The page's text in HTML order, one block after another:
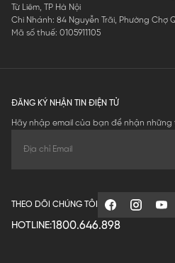
Từ Liêm, TP Hà Nội
Chi Nhánh: 84 Nguyễn Trãi, Phường Chợ
Mã số thuế: 0105911105
ĐĂNG KÝ NHẬN TIN ĐIỆN TỬ
Hãy nhập email của bạn để nhận
THEO DÕI CHÚNG TÔI
HOTLINE:1800.646.898